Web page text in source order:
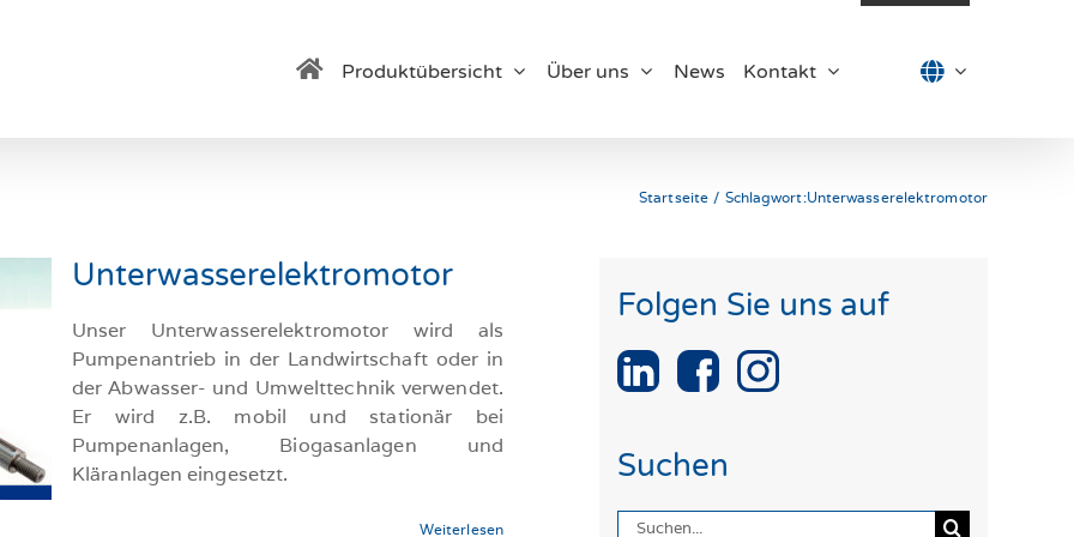
Produktübersicht Über uns News Kontakt
Startseite Schlagwort:Unterwasserelektromotor
Unterwasserelektromotor
Unser Unterwasserelektromotor wird als
Pumpenantrieb in der Landwirtschaft oder in
der Abwasser- und Umwelttechnik verwendet.
Er wird z.B. mobil und stationär bei
Pumpenanlagen, Biogasanlagen und
Kläranlagen eingesetzt.
Weiterlesen
Folgen Sie uns auf
Suchen
Suche